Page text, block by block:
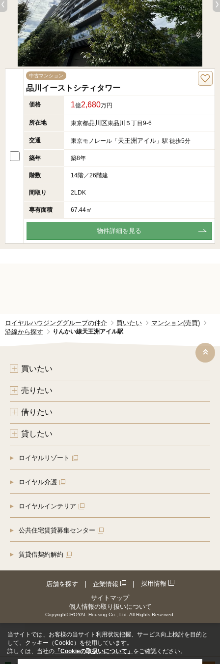
中古マンション
品川イーストシティタワー
価格 1億2,680万円
所在地 東京都品川区東品川５丁目9-6
交通 東京モノレール「 天王洲アイル 」駅 徒歩5分
築年 築8年
階数 14階／26階建
間取り 2LDK
専有面積 67.44㎡
物件詳細を見る
ロイヤルハウジンググループの仲介 買いたい
マンション(売買)
沿線から探す
りんかい線天王洲アイル駅
買いたい
売りたい
借りたい
貸したい
ロイヤルリゾート
ロイヤル介護
ロイヤルインテリア
公共住宅賃貸募集センター
賃貸借契約解約
店舗を探す 企業情報
採用情報
サイトマップ
個人情報の取り扱いについて
Copyright©ROYAL Housing Co., Ltd. All Rights Reserved.
当サイトでは、お客様の当サイト利用状況把握、サービス向上検討を目的と
して、クッキー（Cookie）を使用しています。
詳しくは、当社の 「Cookieの取扱いについて」 をご確認ください。